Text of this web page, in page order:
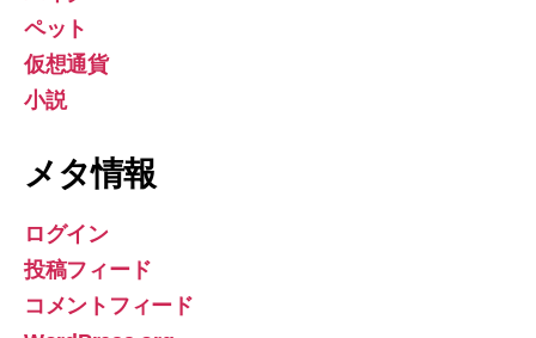
ペット
仮想通貨
小説
メタ情報
ログイン
投稿フィード
コメントフィード